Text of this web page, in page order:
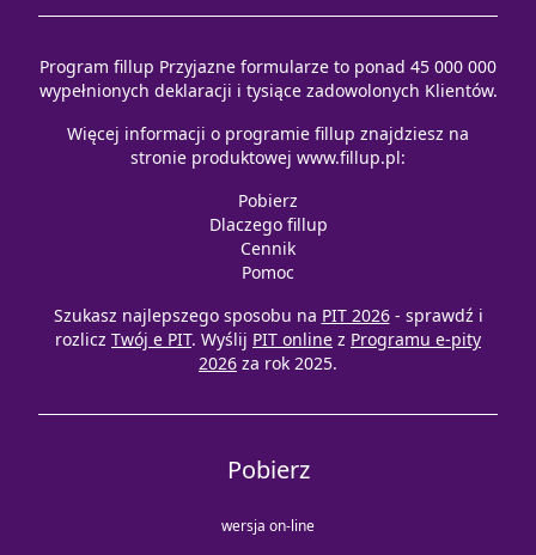
Program fillup Przyjazne formularze to ponad 45 000 000
wypełnionych deklaracji i tysiące zadowolonych Klientów.
Więcej informacji o programie fillup znajdziesz na
stronie produktowej www.fillup.pl:
Pobierz
Dlaczego fillup
Cennik
Pomoc
Szukasz najlepszego sposobu na PIT 2026 - sprawdź i
rozlicz Twój e PIT. Wyślij PIT online z Programu e-pity
2026 za rok 2025.
Pobierz
wersja on-line